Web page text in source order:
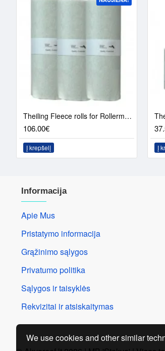
Theiling Fleece rolls for Rollermat (45m) XC AQUA | 3 vnt.
106.00€
Į krepšelį Į
Informacija
Apie Mus
Pristatymo informacija
Grąžinimo sąlygos
Privatumo politika
Sąlygos ir taisyklės
Rekvizitai ir atsiskaitymas
We use cookies and other similar